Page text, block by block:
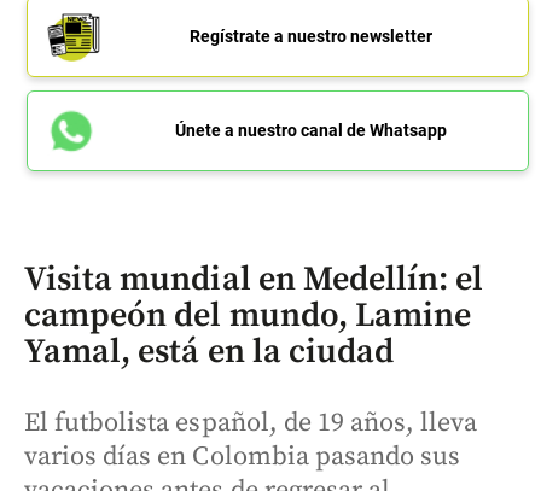
Regístrate a nuestro newsletter
Únete a nuestro canal de Whatsapp
Visita mundial en Medellín: el
campeón del mundo, Lamine
Yamal, está en la ciudad
El futbolista español, de 19 años, lleva
varios días en Colombia pasando sus